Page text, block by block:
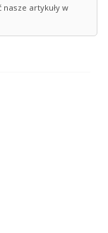
nasze artykuły w